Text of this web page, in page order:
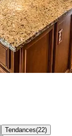
Tendances(22)